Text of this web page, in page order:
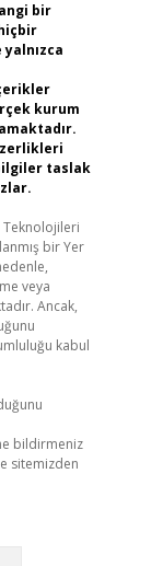
bir
kurum
taslak
Teknolojileri
bir Yer
veya
Ancak,
kabul
bildirmeniz
sitemizden